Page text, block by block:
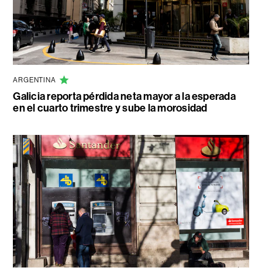
ARGENTINA
Galicia reporta pérdida neta mayor a la esperada
en el cuarto trimestre y sube la morosidad